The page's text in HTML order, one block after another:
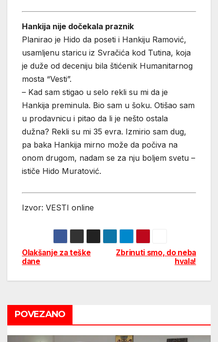
Hankija nije dočekala praznik
Planirao je Hido da poseti i Hankiju Ramović,
usamljenu staricu iz Svračića kod Tutina, koja
je duže od deceniju bila štićenik Humanitarnog
mosta “Vesti”.
– Kad sam stigao u selo rekli su mi da je
Hankija preminula. Bio sam u šoku. Otišao sam
u prodavnicu i pitao da li je nešto ostala
dužna? Rekli su mi 35 evra. Izmirio sam dug,
pa baka Hankija mirno može da počiva na
onom drugom, nadam se za nju boljem svetu –
ističe Hido Muratović.
Izvor: VESTI online
Post
navigation
Zbrinuti smo, do neba
hvala!
Olakšanje za teške
dane
POVEZANO